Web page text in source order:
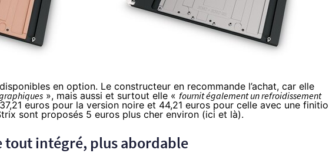
disponibles en option. Le constructeur en recommande l’achat, car elle
», mais aussi et surtout elle « fournit également un refroidissement
37,21 euros pour la version noire et 44,21 euros pour celle avec une
sont proposés 5 euros plus cher environ (ici et là).
tout intégré, plus abordable